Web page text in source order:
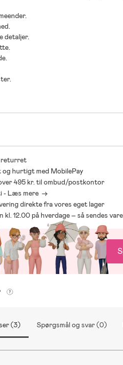
detaljer.
returret
og hurtigt med MobilePay
495 kr. til ombud/postkontor
- Læs mere ->
direkte fra vores eget lager
kl. 12.00 på hverdage – så sendes
(3) Spørgsmål og svar (0)